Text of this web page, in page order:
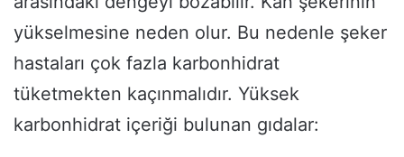
yükselmesine neden olur. Bu nedenle şeker
hastaları çok fazla karbonhidrat
tüketmekten kaçınmalıdır. Yüksek
karbonhidrat içeriği bulunan gıdalar: